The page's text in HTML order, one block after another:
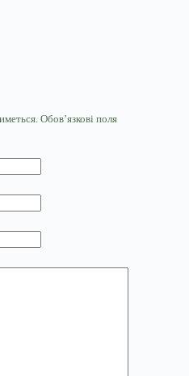
Обов’язкові поля